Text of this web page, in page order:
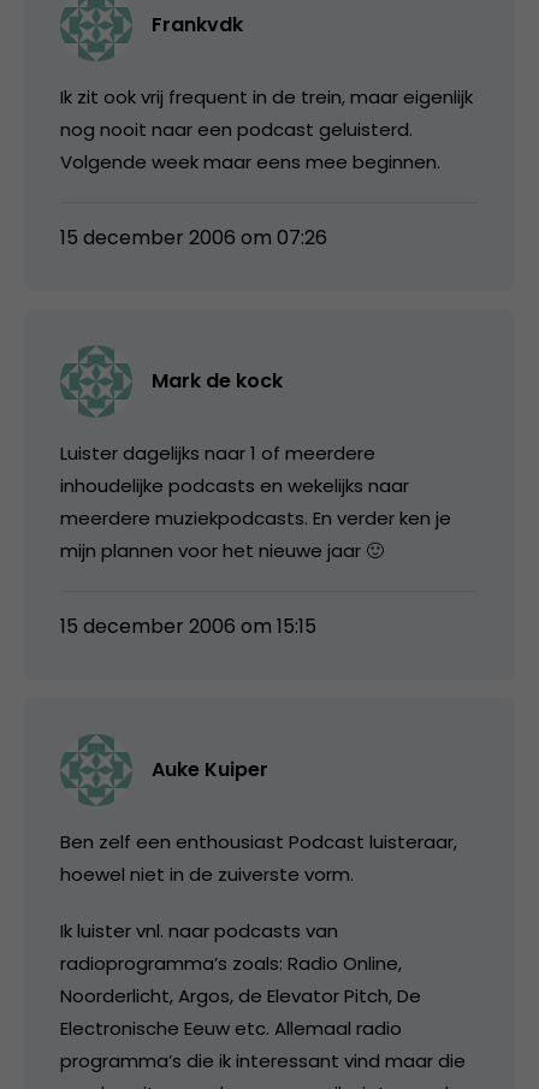
Frankvdk
Ik zit ook vrij frequent in de trein, maar eigenlijk
nog nooit naar een podcast geluisterd.
Volgende week maar eens mee beginnen.
15 december 2006 om 07:26
Mark de kock
Luister dagelijks naar 1 of meerdere
inhoudelijke podcasts en wekelijks naar
meerdere muziekpodcasts. En verder ken je
mijn plannen voor het nieuwe jaar 🙂
15 december 2006 om 15:15
Auke Kuiper
Ben zelf een enthousiast Podcast luisteraar,
hoewel niet in de zuiverste vorm.
Ik luister vnl. naar podcasts van
radioprogramma’s zoals: Radio Online,
Noorderlicht, Argos, de Elevator Pitch, De
Electronische Eeuw etc. Allemaal radio
programma’s die ik interessant vind maar die